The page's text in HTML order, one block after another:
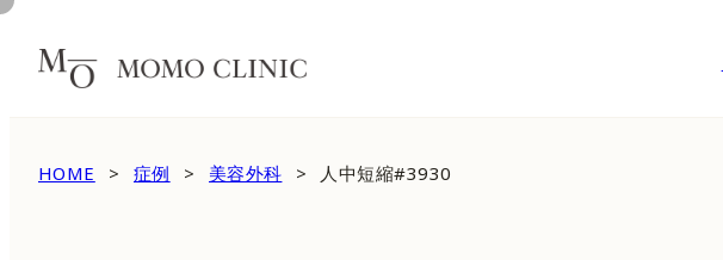
HOME 症例 美容外科 人中短縮#3930